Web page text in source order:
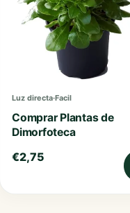
Luz directa·Facil
Comprar Plantas de
Dimorfoteca
€2,75